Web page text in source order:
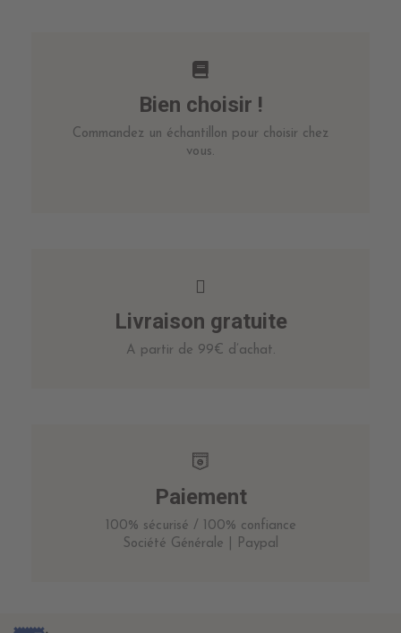
Bien choisir !
Commandez un échantillon pour choisir chez
vous.
Livraison gratuite
A partir de 99€ d’achat.
Paiement
100% sécurisé / 100% confiance
Société Générale | Paypal